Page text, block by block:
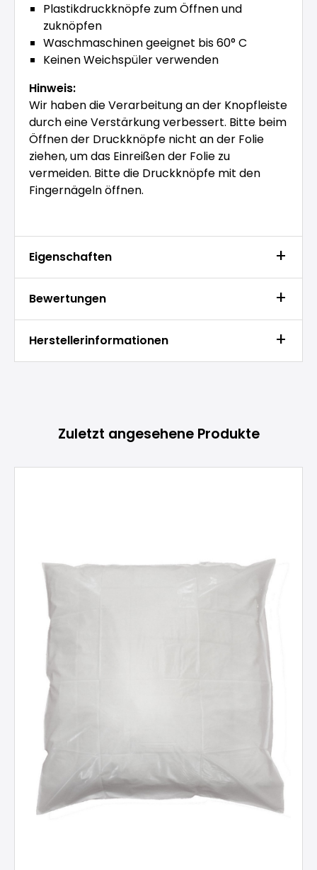
Plastikdruckknöpfe zum Öffnen und
zuknöpfen
Waschmaschinen geeignet bis 60° C
Keinen Weichspüler verwenden
Hinweis:
Wir haben die Verarbeitung an der Knopfleiste
durch eine Verstärkung verbessert. Bitte beim
Öffnen der Druckknöpfe nicht an der Folie
ziehen, um das Einreißen der Folie zu
vermeiden. Bitte die Druckknöpfe mit den
Fingernägeln öffnen.
Eigenschaften
Bewertungen
Herstellerinformationen
Zuletzt angesehene Produkte